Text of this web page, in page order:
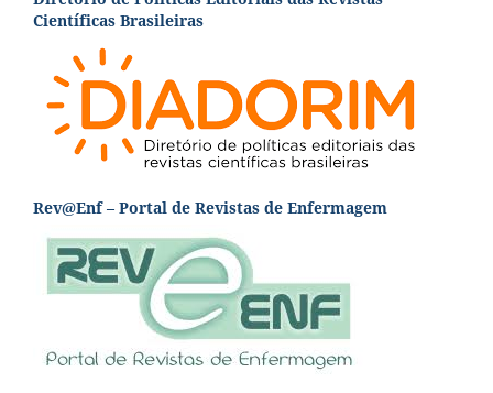
Científicas Brasileiras
Rev@Enf – Portal de Revistas de Enfermagem